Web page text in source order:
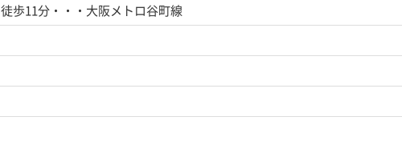
徒歩11分・・・大阪メトロ谷町線